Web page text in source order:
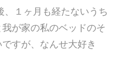
ヶ月も経たないうち
が家の私のベッドのそ
すが、なんせ大好き